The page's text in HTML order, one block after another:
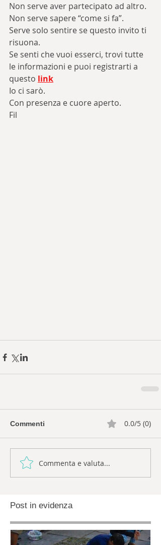
Non serve aver partecipato ad altro.
Non serve sapere “come si fa”.
Serve solo sentire se questo invito ti
risuona.
Se senti che vuoi esserci, trovi tutte
le informazioni e puoi registrarti a
questo link
Io ci sarò.
Con presenza e cuore aperto.
Fil
Commenti 0.0/5 (0)
Commenta e valuta...
Post in evidenza